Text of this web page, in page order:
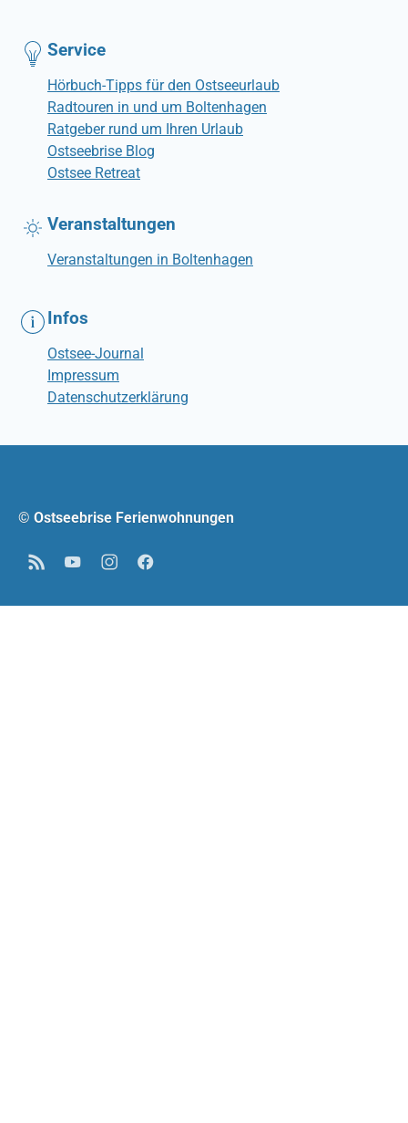
Service
Hörbuch-Tipps für den Ostseeurlaub
Radtouren in und um Boltenhagen
Ratgeber rund um Ihren Urlaub
Ostseebrise Blog
Ostsee Retreat
Veranstaltungen
Veranstaltungen in Boltenhagen
Infos
Ostsee-Journal
Impressum
Datenschutzerklärung
© Ostseebrise Ferienwohnungen
RSS YouTubeInstagramFacebook